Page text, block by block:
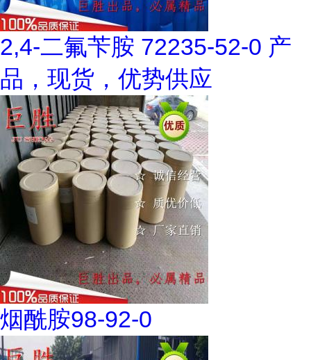
2,4-二氟苄胺 72235-52-0 产
品，现货，优势供应
烟酰胺98-92-0